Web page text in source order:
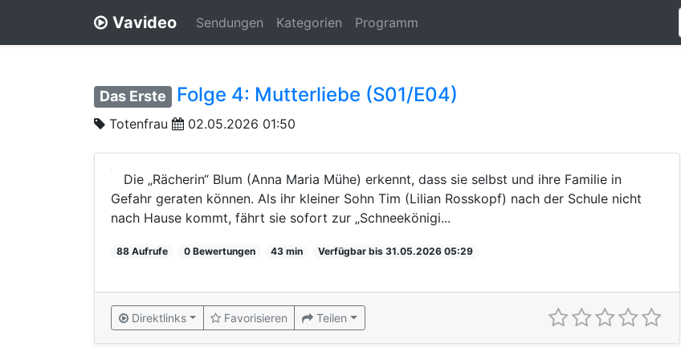
Vavideo Sendungen Kategorien Programm
Das Erste Folge 4: Mutterliebe (S01/E04)
Totenfrau 02.05.2026 01:50
Die „Rächerin“ Blum (Anna Maria Mühe) erkennt, dass sie selbst und ihre Familie in
Gefahr geraten können. Als ihr kleiner Sohn Tim (Lilian Rosskopf) nach der Schule nicht
nach Hause kommt, fährt sie sofort zur „Schneekönigi...
88 Aufrufe 0 Bewertungen 43 min Verfügbar bis 31.05.2026 05:29
Direktlinks Favorisieren Teilen